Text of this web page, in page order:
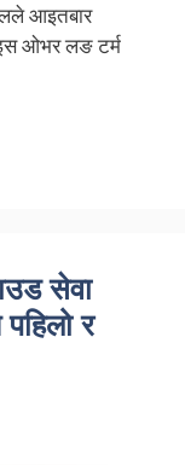
आइतबार
ओभर लङ टर्म
सेवा
र